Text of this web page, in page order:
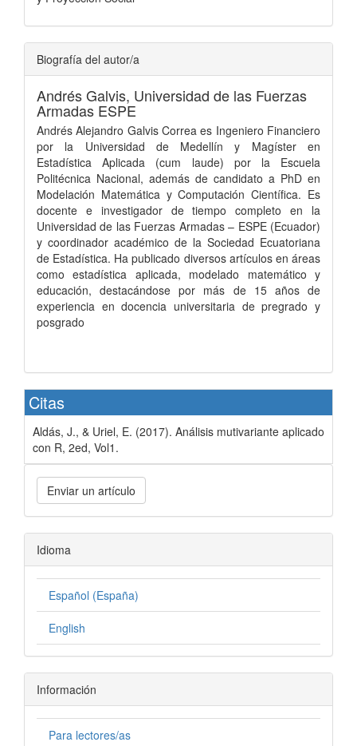
Biografía del autor/a
Andrés Galvis, Universidad de las Fuerzas
Armadas ESPE
Andrés Alejandro Galvis Correa es Ingeniero Financiero
por la Universidad de Medellín y Magíster en
Estadística Aplicada (cum laude) por la Escuela
Politécnica Nacional, además de candidato a PhD en
Modelación Matemática y Computación Científica. Es
docente e investigador de tiempo completo en la
Universidad de las Fuerzas Armadas – ESPE (Ecuador)
y coordinador académico de la Sociedad Ecuatoriana
de Estadística. Ha publicado diversos artículos en áreas
como estadística aplicada, modelado matemático y
educación, destacándose por más de 15 años de
experiencia en docencia universitaria de pregrado y
posgrado
Citas
Aldás, J., & Uriel, E. (2017). Análisis mutivariante aplicado
con R, 2ed, Vol1.
Enviar un artículo
Idioma
Español (España)
English
Información
Para lectores/as